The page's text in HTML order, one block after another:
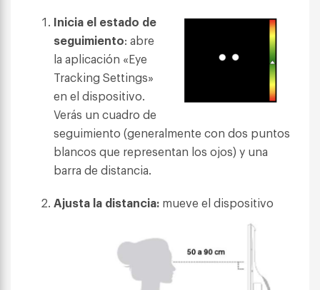
Inicia el estado de
seguimiento: abre
la aplicación «Eye
Tracking Settings»
en el dispositivo.
Verás un cuadro de
seguimiento (generalmente con dos puntos
blancos que representan los ojos) y una
barra de distancia.
Ajusta la distancia: mueve el dispositivo